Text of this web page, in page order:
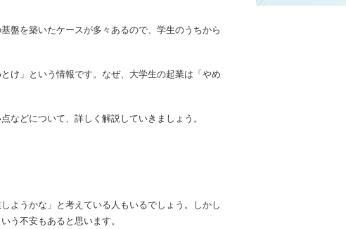
盤を築いたケースが多々あるので、学生のうちから
け」という情報です。なぜ、大学生の起業は「やめ
どについて、詳しく解説していきましょう。
ようかな」と考えている人もいるでしょう。しかし
う不安もあると思います。